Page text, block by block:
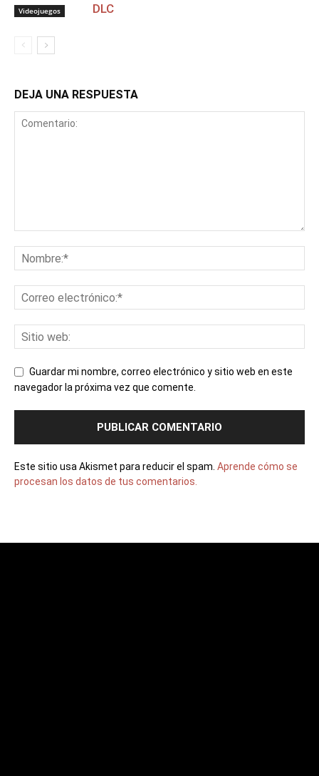
Videojuegos
DLC
DEJA UNA RESPUESTA
Guardar mi nombre, correo electrónico y sitio web en este
navegador la próxima vez que comente.
Este sitio usa Akismet para reducir el spam. Aprende cómo se
procesan los datos de tus comentarios.